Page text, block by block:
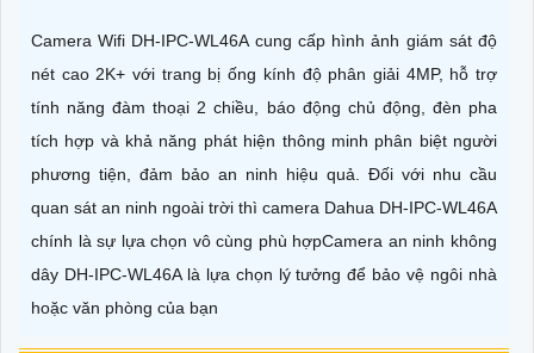
Camera Wifi DH-IPC-WL46A cung cấp hình ảnh giám sát độ
nét cao 2K+ với trang bị ống kính độ phân giải 4MP, hỗ trợ
tính năng đàm thoại 2 chiều, báo động chủ động, đèn pha
tích hợp và khả năng phát hiện thông minh phân biệt người
phương tiện, đảm bảo an ninh hiệu quả. Đối với nhu cầu
quan sát an ninh ngoài trời thì camera Dahua DH-IPC-WL46A
chính là sự lựa chọn vô cùng phù hợpCamera an ninh không
dây DH-IPC-WL46A là lựa chọn lý tưởng để bảo vệ ngôi nhà
hoặc văn phòng của bạn